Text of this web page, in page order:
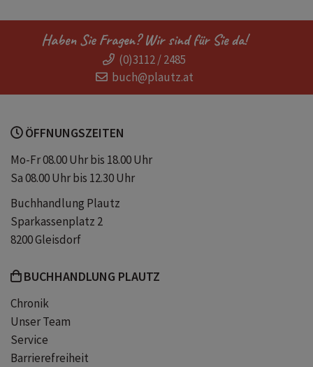
Haben Sie Fragen? Wir sind für Sie da!
(0)3112 / 2485
buch@plautz.at
ÖFFNUNGSZEITEN
Mo-Fr 08.00 Uhr bis 18.00 Uhr
Sa 08.00 Uhr bis 12.30 Uhr
Buchhandlung Plautz
Sparkassenplatz 2
8200 Gleisdorf
BUCHHANDLUNG PLAUTZ
Chronik
Unser Team
Service
Barrierefreiheit